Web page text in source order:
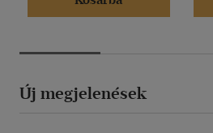
Új megjelenések